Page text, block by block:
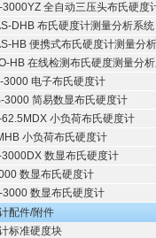
3000YZ 全自动三压头布氏硬度
DHB 布氏硬度计测量分析系统
HB 便携式布氏硬度计测量分
HB 在线检测布氏硬度测量分
3000 电子布氏硬度计
3000 简易数显布氏硬度计
小负荷布氏硬度计
小负荷布氏硬度计
数显布氏硬度计
数显布氏硬度计
3000 数显布氏硬度计
配件/附件
标准硬度块